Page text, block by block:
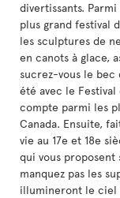
divertissants.
plus grand festival
les sculptures de
en canots à glace,
sucrez-vous le
été avec le Festival
compte parmi les
Canada. Ensuite,
vie au 17e et 18e
qui vous
manquez pas les
illumineront le ciel